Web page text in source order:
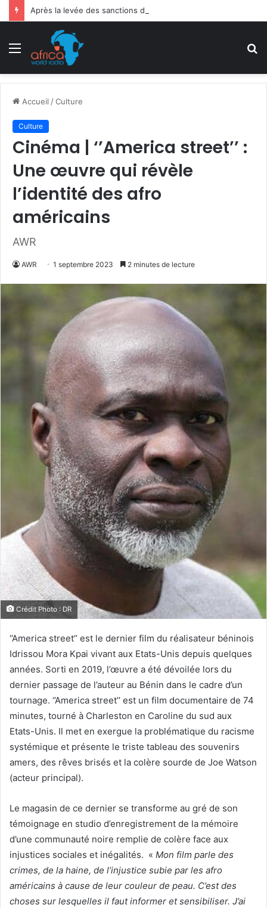
Menu
Accueil /Culture
Culture
Cinéma | ‘’America street’’ :
Une œuvre qui révèle
l’identité des afro
américains
AWR
AWR 1 septembre 2023 2 minutes de lecture
Crédit Photo : DR
‘’America street’’ est le dernier film du réalisateur béninois
Idrissou Mora Kpai vivant aux Etats-Unis depuis quelques
années. Sorti en 2019, l’œuvre a été dévoilée lors du
dernier passage de l’auteur au Bénin dans le cadre d’un
tournage. ‘’America street’’ est un film documentaire de 74
minutes, tourné à Charleston en Caroline du sud aux
Etats-Unis. Il met en exergue la problématique du racisme
systémique et présente le triste tableau des souvenirs
amers, des rêves brisés et la colère sourde de Joe Watson
(acteur principal).
Le magasin de ce dernier se transforme au gré de son
témoignage en studio d’enregistrement de la mémoire
d’une communauté noire remplie de colère face aux
injustices sociales et inégalités. « Mon film parle des
crimes, de la haine, de l’injustice subie par les afro
américains à cause de leur couleur de peau. C’est des
choses sur lesquelles il faut informer et sensibiliser. J’ai